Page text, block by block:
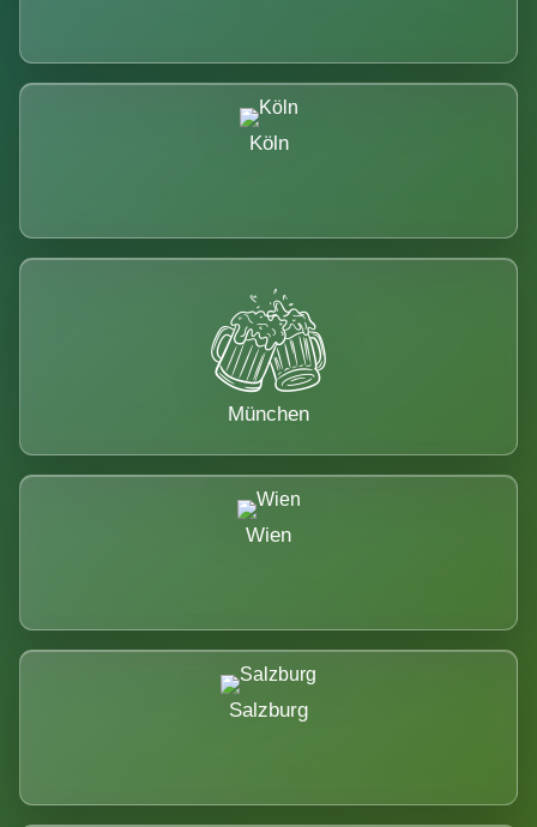
Köln
München
Wien
Salzburg